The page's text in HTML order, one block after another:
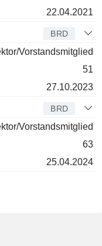
22.04.2021
BRD
Vorstandsmitglied
51
27.10.2023
BRD
Vorstandsmitglied
63
25.04.2024